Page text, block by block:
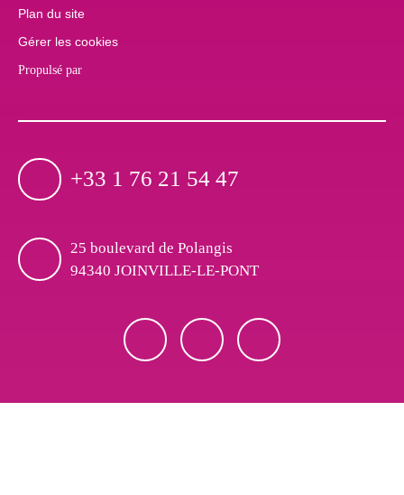
Plan du site
Gérer les cookies
Propulsé par
+33 1 76 21 54 47
25 boulevard de Polangis
94340 JOINVILLE-LE-PONT